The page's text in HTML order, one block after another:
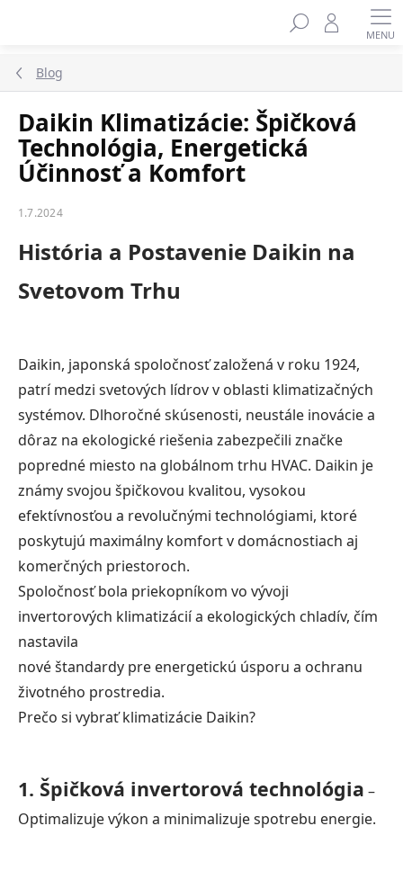
Blog
Daikin Klimatizácie: Špičková
Technológia, Energetická
Účinnosť a Komfort
1.7.2024
História a Postavenie Daikin na
Svetovom Trhu
Daikin, japonská spoločnosť založená v roku 1924,
patrí medzi svetových lídrov v oblasti klimatizačných
systémov. Dlhoročné skúsenosti, neustále inovácie a
dôraz na ekologické riešenia zabezpečili značke
popredné miesto na globálnom trhu HVAC. Daikin je
známy svojou špičkovou kvalitou, vysokou
efektívnosťou a revolučnými technológiami, ktoré
poskytujú maximálny komfort v domácnostiach aj
komerčných priestoroch.
Spoločnosť bola priekopníkom vo vývoji
invertorových klimatizácií a ekologických chladív, čím
nastavila
nové štandardy pre energetickú úsporu a ochranu
životného prostredia.
Prečo si vybrať klimatizácie Daikin?
1. Špičková invertorová technológia –
Optimalizuje výkon a minimalizuje spotrebu energie.